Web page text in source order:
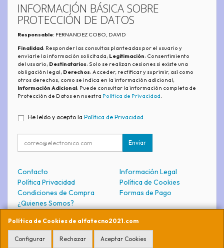
Política de Cookies de alfatecno2021.com
Configurar Rechazar Aceptar Cookies
INFORMACIÓN BÁSICA SOBRE
PROTECCIÓN DE DATOS
Responsable: FERNANDEZ COBO, DAVID
Finalidad: Responder las consultas planteadas por el usuario y
enviarle la información solicitada; Legitimación: Consentimiento
del usuario; Destinatarios: Solo se realizan cesiones si existe una
obligación legal; Derechos: Acceder, rectificar y suprimir, así como
otros derechos, como se indica en la información adicional;
Información Adicional: Puede consultar la información completa de
Protección de Datos en nuestra Política de Privacidad
He leído y acepto la Política de Privacidad.
Enviar
Contacto
Información Legal
Política Privacidad
Política de Cookies
Condiciones de Compra
Formas de Pago
¿Quienes Somos?
Contacto
soporte@alfatecno2021.com